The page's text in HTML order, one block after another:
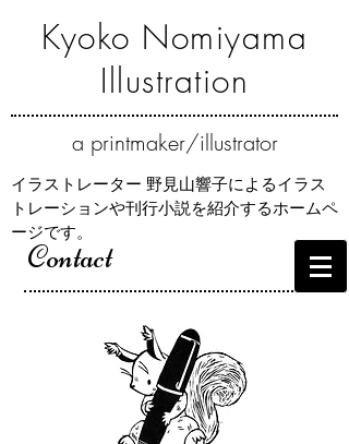
Kyoko Nomiyama
Illustration
a printmaker/illustrator
イラストレーター 野見山響子によるイラス
トレーションや刊行小説を紹介するホームペ
ージです。
Contact